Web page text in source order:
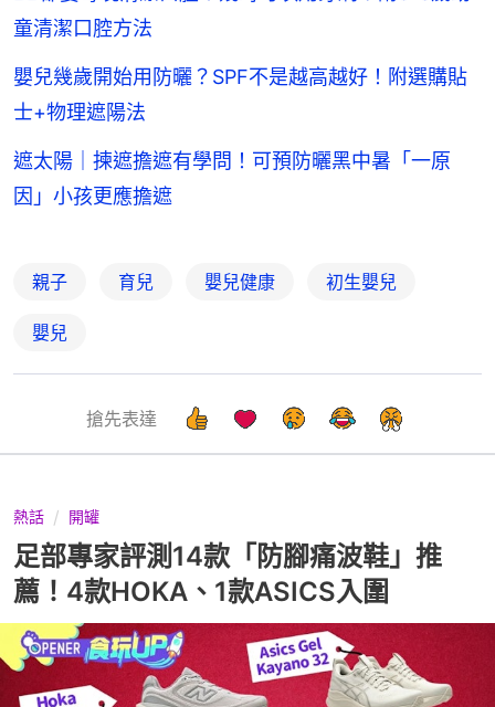
童清潔口腔方法
嬰兒幾歲開始用防曬？SPF不是越高越好！附選購貼
士+物理遮陽法
遮太陽｜揀遮擔遮有學問！可預防曬黑中暑「一原
因」小孩更應擔遮
親子 育兒 嬰兒健康 初生嬰兒
嬰兒
搶先表達
熱話 開罐
足部專家評測14款「防腳痛波鞋」推
薦！4款HOKA、1款ASICS入圍